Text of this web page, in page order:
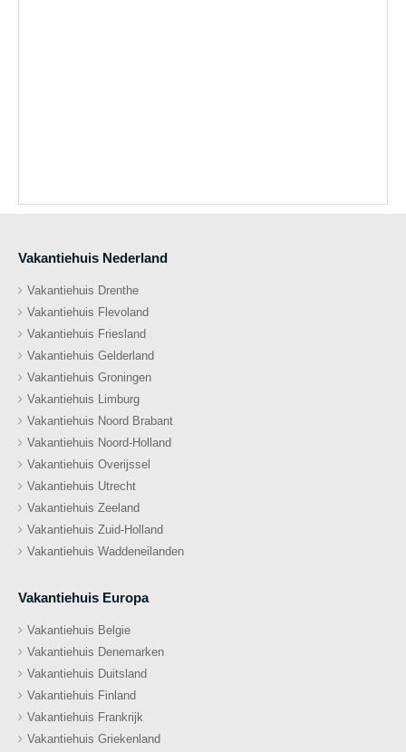
Vakantiehuis Nederland
Vakantiehuis Drenthe
Vakantiehuis Flevoland
Vakantiehuis Friesland
Vakantiehuis Gelderland
Vakantiehuis Groningen
Vakantiehuis Limburg
Vakantiehuis Noord Brabant
Vakantiehuis Noord-Holland
Vakantiehuis Overijssel
Vakantiehuis Utrecht
Vakantiehuis Zeeland
Vakantiehuis Zuid-Holland
Vakantiehuis Waddeneilanden
Vakantiehuis Europa
Vakantiehuis Belgie
Vakantiehuis Denemarken
Vakantiehuis Duitsland
Vakantiehuis Finland
Vakantiehuis Frankrijk
Vakantiehuis Griekenland